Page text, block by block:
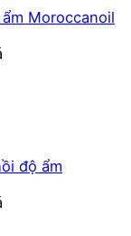
Moroccanoil
độ ẩm